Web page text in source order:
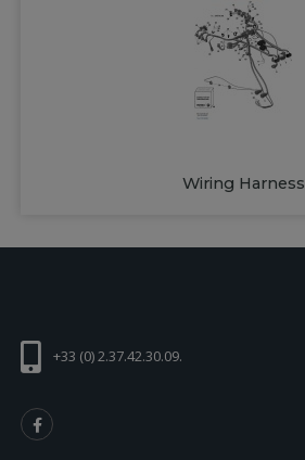
Wiring Harness
+33 (0) 2.37.42.30.09.